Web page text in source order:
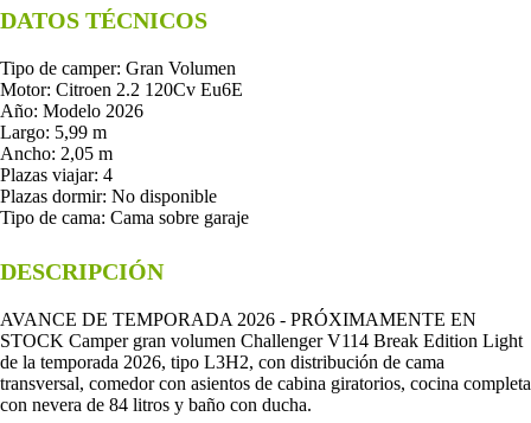
DATOS TÉCNICOS
Tipo de camper: Gran Volumen
Motor: Citroen 2.2 120Cv Eu6E
Año: Modelo 2026
Largo: 5,99 m
Ancho: 2,05 m
Plazas viajar: 4
Plazas dormir: No disponible
Tipo de cama: Cama sobre garaje
DESCRIPCIÓN
AVANCE DE TEMPORADA 2026 - PRÓXIMAMENTE EN
STOCK Camper gran volumen Challenger V114 Break Edition Light
de la temporada 2026, tipo L3H2, con distribución de cama
transversal, comedor con asientos de cabina giratorios, cocina completa
con nevera de 84 litros y baño con ducha.